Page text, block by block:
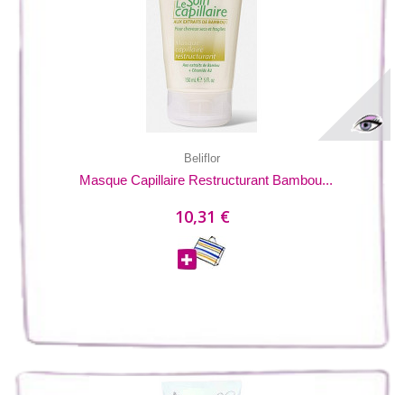
Beliflor
Masque Capillaire Restructurant Bambou...
10,31 €